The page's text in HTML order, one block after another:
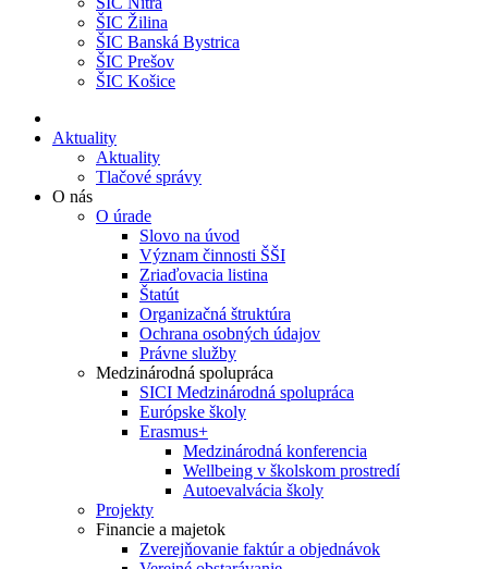
ŠIC Žilina
ŠIC Banská Bystrica
ŠIC Prešov
ŠIC Košice
Aktuality
Aktuality
Tlačové správy
O nás
O úrade
Slovo na úvod
Význam činnosti ŠŠI
Zriaďovacia listina
Štatút
Organizačná štruktúra
Ochrana osobných údajov
Právne služby
Medzinárodná spolupráca
SICI Medzinárodná spolupráca
Európske školy
Erasmus+
Medzinárodná konferencia
Wellbeing v školskom prostredí
Autoevalvácia školy
Projekty
Financie a majetok
Zverejňovanie faktúr a objednávok